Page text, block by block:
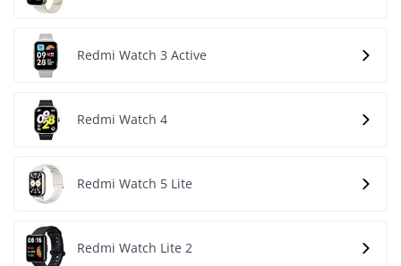
Redmi Watch 3 Active
Redmi Watch 4
Redmi Watch 5 Lite
Redmi Watch Lite 2